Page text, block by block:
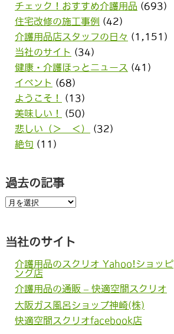
チェック！おすすめ介護用品 (693)
住宅改修の施工事例 (42)
介護用品店スタッフの日々 (1,151)
当社のサイト (34)
健康・介護ほっとニュース (41)
イベント (68)
ようこそ！
(13)
美味しい！
(50)
悲しい（＞＿＜）
(32)
絶句 (11)
過去の記事
過
去
事
当社のサイト
介護用品のスクリオ Yahoo!ショッピ
ング店
介護用品の通販 – 快適空間スクリオ
大阪ガス風呂ショップ神崎(株)
快適空間スクリオfacebook店